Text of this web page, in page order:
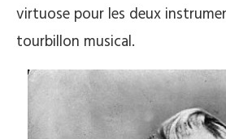
virtuose pour les deux
tourbillon musical.